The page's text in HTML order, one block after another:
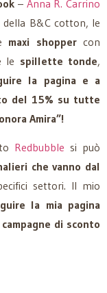
– Anna R. Carrino
della B&C cotton, le
maxi shoppercon
le spillette tonde,
la pagina e a
del 15% su tutte
Amira”!
Redbubble si può
che vanno dal
settori. Il mio
la mia pagina
campagne di sconto